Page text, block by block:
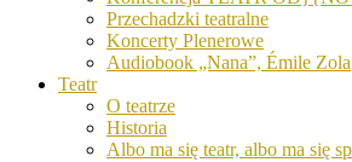
Przechadzki teatralne
Koncerty Plenerowe
Audiobook „Nana”, Émile Zola
Teatr
O teatrze
Historia
Albo ma się teatr, albo ma się